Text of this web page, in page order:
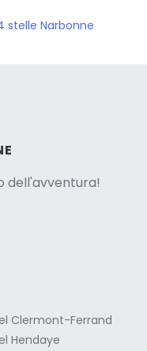
stelle Narbonne
dell'avventura!
Clermont-Ferrand
Hendaye